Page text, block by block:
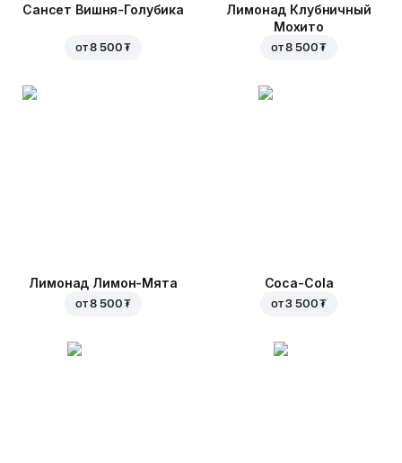
Сансет Вишня-Голубика
от8 500 ₮
Лимонад Клубничный
Мохито
от8 500 ₮
Лимонад Лимон-Мята
от8 500 ₮
Coca-Cola
от3 500 ₮